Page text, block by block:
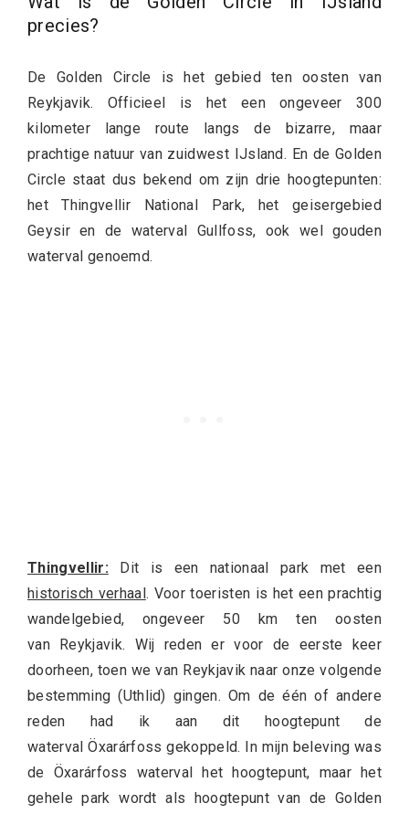
precies?
De Golden Circle is het gebied ten oosten van
Reykjavik. Officieel is het een ongeveer 300
kilometer lange route langs de bizarre, maar
prachtige natuur van zuidwest IJsland. En de Golden
Circle staat dus bekend om zijn drie hoogtepunten:
het Thingvellir National Park, het geisergebied
Geysir en de waterval Gullfoss, ook wel gouden
waterval genoemd.
Thingvellir:Dit is een nationaal park met een
historisch verhaal. Voor toeristen is het een prachtig
wandelgebied, ongeveer 50 km ten oosten
van Reykjavik. Wij reden er voor de eerste keer
doorheen, toen we van Reykjavik naar onze volgende
bestemming (Uthlid) gingen. Om de één of andere
reden had ik aan dit hoogtepunt de
waterval Öxarárfoss gekoppeld. In mijn beleving was
de Öxarárfoss waterval het hoogtepunt, maar het
gehele park wordt als hoogtepunt van de Golden